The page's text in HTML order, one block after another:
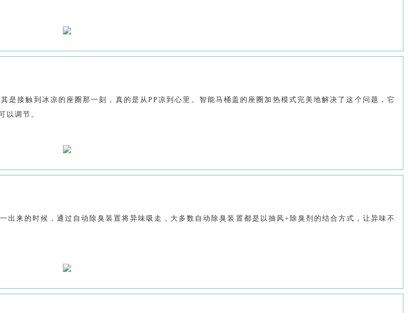
是接触到冰凉的座圈那一刻，真的是从PP凉到心里。智能马桶盖的座圈加热模式完美地解决了这个问题，它
以调节。
出来的时候，通过自动除臭装置将异味吸走，大多数自动除臭装置都是以抽风+除臭剂的结合方式，让异味不